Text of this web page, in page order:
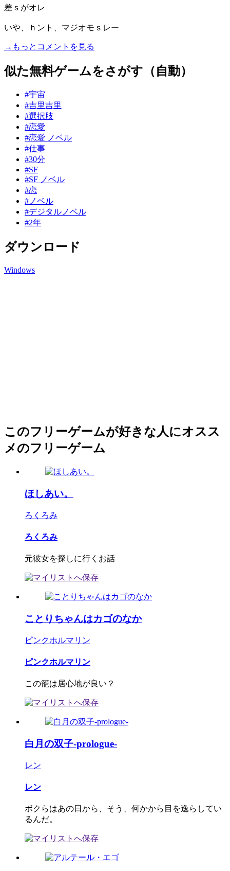
差ｓがオレ
いや、ｈント、マジオモｓレー
→もっとコメントを見る
似た無料ゲームをさがす（自動）
#宇宙
#吉里吉里
#選択肢
#恋愛
#恋愛 ノベル
#仕事
#30分
#SF
#SF ノベル
#恋
#ノベル
#デジタルノベル
#2年
ダウンロード
Windows
このフリーゲームが好きな人にオスス
メのフリーゲーム
ほしあい。
ろくろみ
ろくろみ
元彼女を探しに行くお話
ことりちゃんはカゴのなか
ピンクホルマリン
ピンクホルマリン
この籠は居心地が良い？
白月の双子-prologue-
レン
レン
ボクらはあの日から、そう、何かから目を逸らしてい
るんだ。